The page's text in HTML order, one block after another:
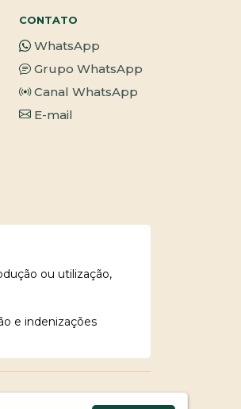
CONTATO
WhatsApp
Grupo WhatsApp
Canal WhatsApp
E-mail
ou utilização,
e indenizações